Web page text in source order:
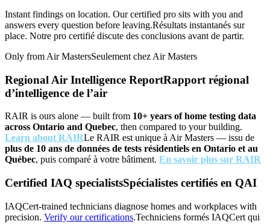
Instant findings on location. Our certified pro sits with you and
answers every question before leaving.Résultats instantanés sur
place. Notre pro certifié discute des conclusions avant de partir.
Only from Air MastersSeulement chez Air Masters
Regional Air Intelligence ReportRapport régional
d’intelligence de l’air
RAIR is ours alone — built from 10+ years of home testing data
across Ontario and Quebec, then compared to your building.
Learn about RAIRLe RAIR est unique à Air Masters — issu de
plus de 10 ans de données de tests résidentiels en Ontario et au
Québec, puis comparé à votre bâtiment. En savoir plus sur RAIR
Certified IAQ specialistsSpécialistes certifiés en QAI
IAQCert-trained technicians diagnose homes and workplaces with
precision. Verify our certifications.Techniciens formés IAQCert qui